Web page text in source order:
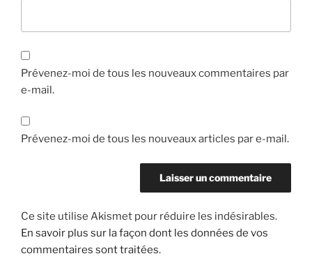
Prévenez-moi de tous les nouveaux commentaires par
e-mail.
Prévenez-moi de tous les nouveaux articles par e-mail.
Ce site utilise Akismet pour réduire les indésirables.
En savoir plus sur la façon dont les données de vos
commentaires sont traitées.